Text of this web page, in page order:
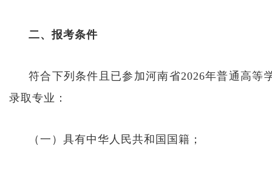
二、报考条件
符合下列条件且已参加河南省2026年普通高
录取专业：
（一）具有中华人民共和国国籍；